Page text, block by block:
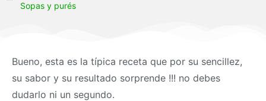
Sopas y purés
Bueno, esta es la típica receta que por su sencillez,
su sabor y su resultado sorprende !!! no debes
dudarlo ni un segundo.